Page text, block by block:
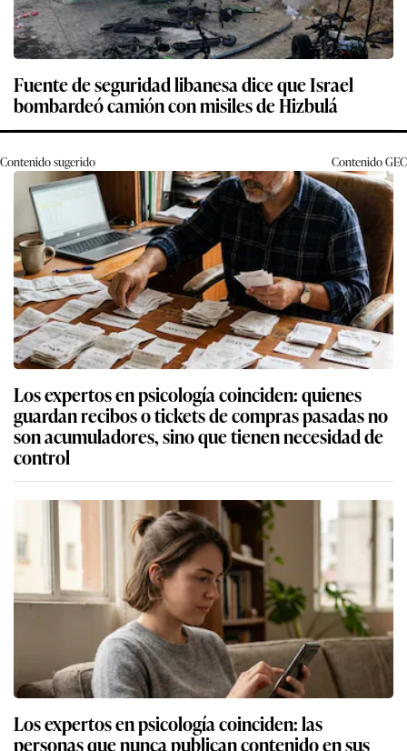
Fuente de seguridad libanesa dice que Israel
bombardeó camión con misiles de Hizbulá
Contenido sugerido ContenidoGEC
Los expertos en psicología coinciden: quienes
guardan recibos o tickets de compras pasadas no
son acumuladores, sino que tienen necesidad de
control
Los expertos en psicología coinciden: las
personas que nunca publican contenido en sus